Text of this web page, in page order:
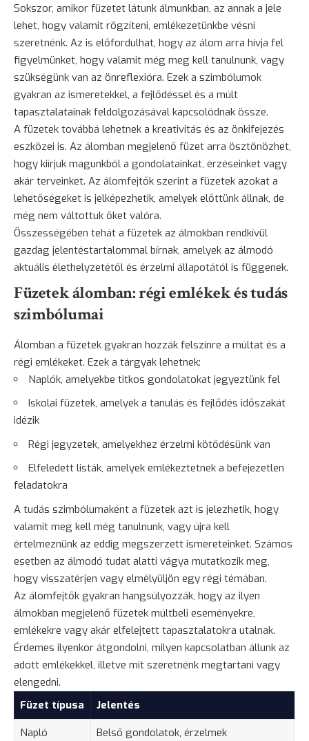
Sokszor, amikor füzetet látunk álmunkban, az annak a jele
lehet, hogy valamit rögzíteni, emlékezetünkbe vésni
szeretnénk. Az is előfordulhat, hogy az álom arra hívja fel
figyelmünket, hogy valamit még meg kell tanulnunk, vagy
szükségünk van az önreflexióra. Ezek a szimbólumok
gyakran az ismeretekkel, a fejlődéssel és a múlt
tapasztalatainak feldolgozásával kapcsolódnak össze.
A füzetek továbbá lehetnek a kreativitás és az önkifejezés
eszközei is. Az álomban megjelenő füzet arra ösztönözhet,
hogy kiírjuk magunkból a gondolatainkat, érzéseinket vagy
akár terveinket. Az álomfejtők szerint a füzetek azokat a
lehetőségeket is jelképezhetik, amelyek előttünk állnak, de
még nem váltottuk őket valóra.
Összességében tehát a füzetek az álmokban rendkívül
gazdag jelentéstartalommal bírnak, amelyek az álmodó
aktuális élethelyzetétől és érzelmi állapotától is függenek.
Füzetek álomban: régi emlékek és tudás
szimbólumai
Álomban a füzetek gyakran hozzák felszínre a múltat és a
régi emlékeket. Ezek a tárgyak lehetnek:
Naplók, amelyekbe titkos gondolatokat jegyeztünk fel
Iskolai füzetek, amelyek a tanulás és fejlődés időszakát
idézik
Régi jegyzetek, amelyekhez érzelmi kötődésünk van
Elfeledett listák, amelyek emlékeztetnek a befejezetlen
feladatokra
A tudás szimbólumaként a füzetek azt is jelezhetik, hogy
valamit meg kell még tanulnunk, vagy újra kell
értelmeznünk az eddig megszerzett ismereteinket. Számos
esetben az álmodó tudat alatti vágya mutatkozik meg,
hogy visszatérjen vagy elmélyüljön egy régi témában.
Az álomfejtők gyakran hangsúlyozzák, hogy az ilyen
álmokban megjelenő füzetek múltbeli eseményekre,
emlékekre vagy akár elfelejtett tapasztalatokra utalnak.
Érdemes ilyenkor átgondolni, milyen kapcsolatban állunk az
adott emlékekkel, illetve mit szeretnénk megtartani vagy
elengedni.
Füzet típusa
Jelentés
Napló
Belső gondolatok, érzelmek